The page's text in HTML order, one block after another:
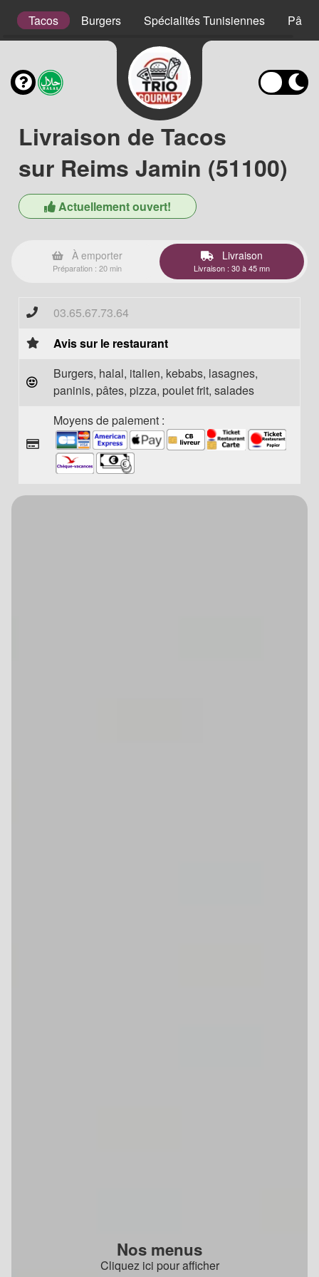
Tacos Burgers Spécialités Tunisiennes Pâtes
Livraison de Tacos
sur Reims Jamin (51100)
Actuellement ouvert!
À emporter
Préparation : 20 min
Livraison
Livraison : 30 à 45 mn
03.65.67.73.64
Avis sur le restaurant
Burgers, halal, italien, kebabs, lasagnes,
paninis, pâtes, pizza, poulet frit, salades
Moyens de paiement :
Nos menus
Cliquez ici pour afficher